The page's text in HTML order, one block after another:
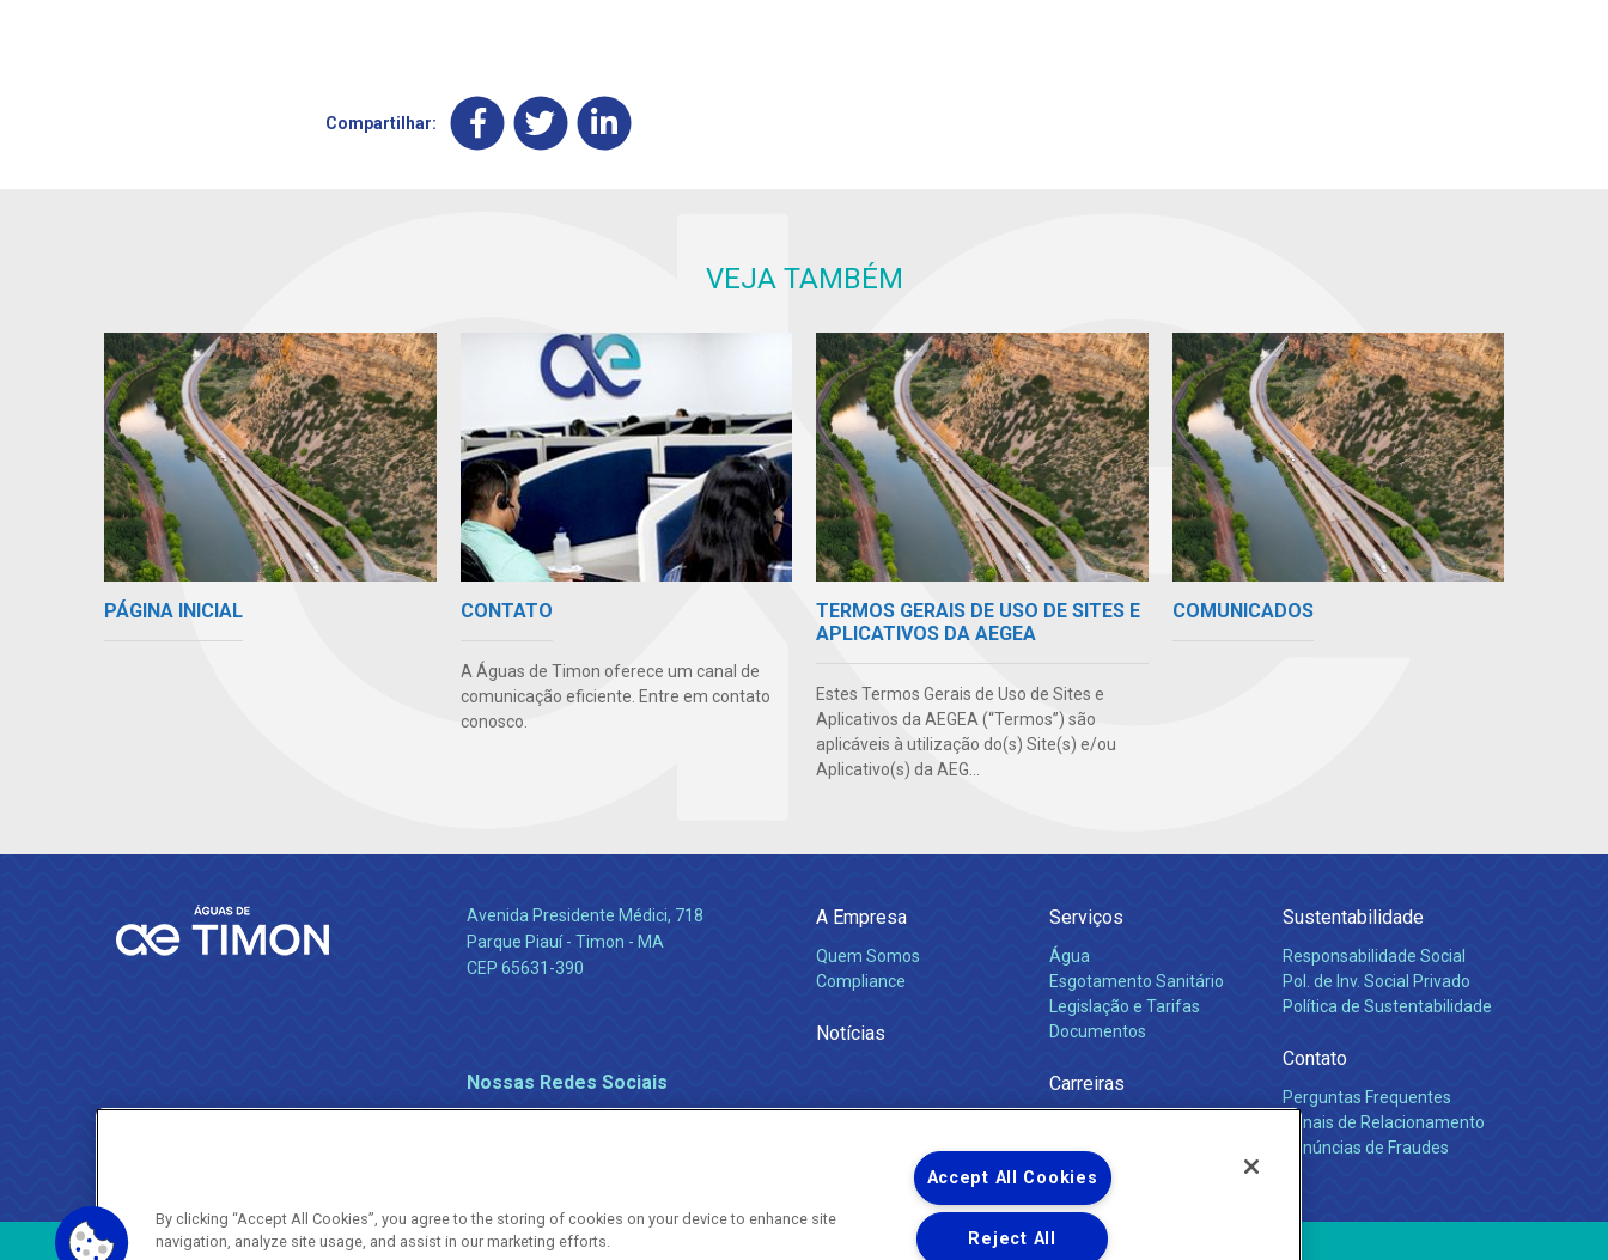
Compartilhar:
VEJA TAMBÉM
PÁGINA INICIAL CONTATO
A Águas de Timon oferece um canal de
comunicação eficiente. Entre em contato
conosco.
TERMOS GERAIS DE USO DE SITES E
APLICATIVOS DA AEGEA
Estes Termos Gerais de Uso de Sites e
Aplicativos da AEGEA (“Termos”) são
aplicáveis à utilização do(s) Site(s) e/ou
Aplicativo(s) da AEG...
COMUNICADOS
Avenida Presidente Médici, 718
Parque Piauí - Timon - MA
CEP 65631-390
Nossas Redes Sociais
A Empresa
Quem Somos
Compliance
Notícias
Serviços
Água
Esgotamento Sanitário
Legislação e Tarifas
Documentos
Carreiras
Sustentabilidade
Responsabilidade Social
Pol. de Inv. Social Privado
Política de Sustentabilidade
Contato
Perguntas Frequentes
Canais de Relacionamento
Denúncias de Fraudes
By clicking “Accept All Cookies”, you agree to the storing of cookies on your device to enhance site
navigation, analyze site usage, and assist in our marketing efforts.
Accept All Cookies
Reject All